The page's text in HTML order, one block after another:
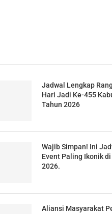
Jadwal Lengkap
Hari Jadi Ke-455
Tahun 2026
Wajib Simpan! Ini
Event Paling Ikonik
2026.
Aliansi Masyarakat